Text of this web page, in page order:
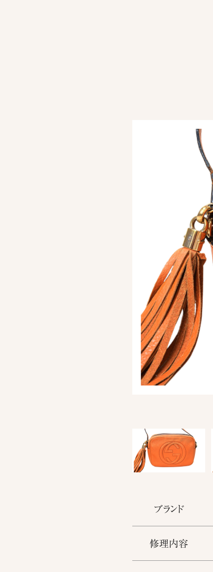
ブランド
修理内容